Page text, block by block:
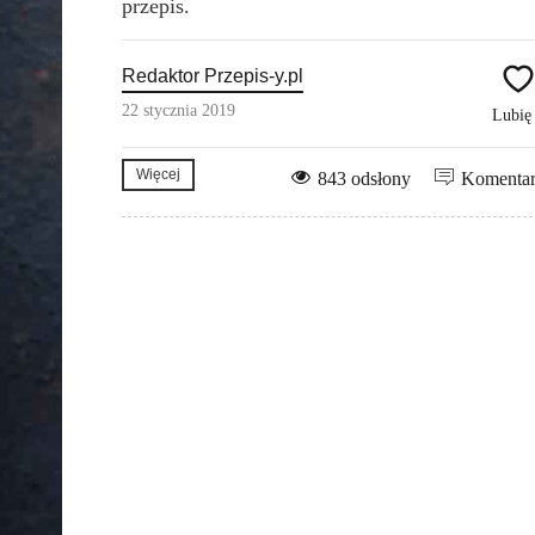
przepis.
Redaktor Przepis-y.pl
22 stycznia 2019 Lubię
Więcej 843 odsłony